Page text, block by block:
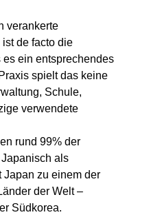
verankerte
de facto die
ein entsprechendes
spielt das keine
Schule,
verwendete
rund 99% der
als
Japan zu einem der
der Welt –
Südkorea.